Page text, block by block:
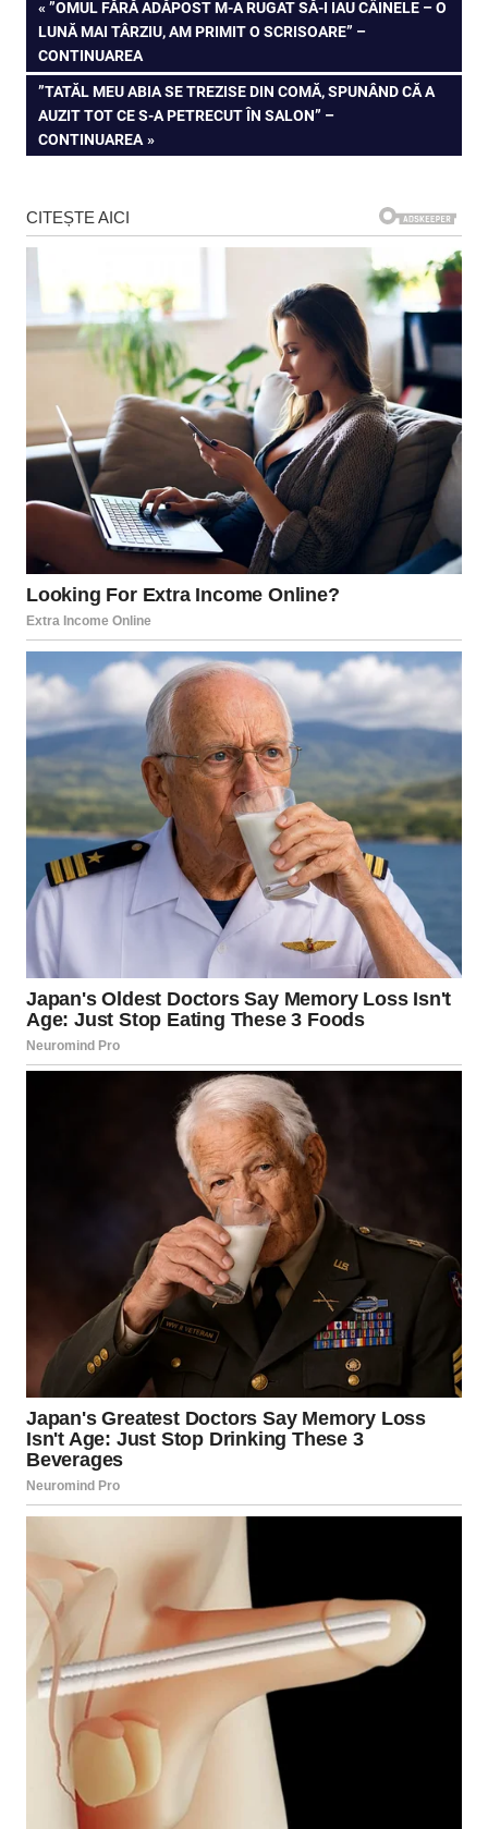
Navigare
în
articole
PREVIOUS
POST:
”OMUL FĂRĂ ADĂPOST M-A RUGAT SĂ-I IAU CÂINELE – O
LUNĂ MAI TÂRZIU, AM PRIMIT O SCRISOARE” –
CONTINUAREA
NEXT
POST:
”TATĂL MEU ABIA SE TREZISE DIN COMĂ, SPUNÂND CĂ A
AUZIT TOT CE S-A PETRECUT ÎN SALON” –
CONTINUAREA